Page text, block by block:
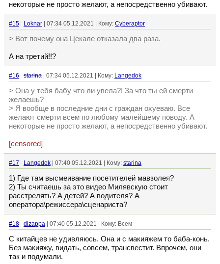
некоторые не просто желают, а непосредственно убивают.
#15 Loknar | 07:34 05.12.2021 | Кому: Cyberaptor
> Вот почему она Цекале отказала два раза.
А на третий!!?
#16 starina | 07:34 05.12.2021 | Кому: Langedok
> Она у тебя бабу что ли увела?! За что ты ей смерти
желаешь?
> Я вообще в последние дни с граждан охуеваю. Все
желают смерти всем по любому малейшему поводу. А
некоторые не просто желают, а непосредственно убивают.
[censored]
#17 Langedok | 07:40 05.12.2021 | Кому: starina
1) Где там высмеивание посетителей мавзолея?
2) Ты считаешь за это видео Милявскую стоит
расстрелять? А детей? А водителя? А
оператора\режиссера\сценариста?
#18 dizappa | 07:40 05.12.2021 | Кому: Всем
С китайцев не удивляюсь. Она и с макияжем то баба-конь.
Без макияжу, видать, совсем, трансвестит. Впрочем, они
так и подумали.